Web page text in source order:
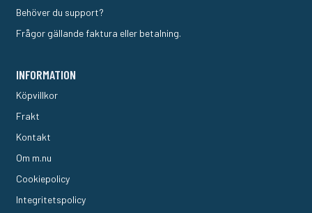
Behöver du support?
Frågor gällande faktura eller betalning.
INFORMATION
Köpvillkor
Frakt
Kontakt
Om m.nu
Cookiepolicy
Integritetspolicy